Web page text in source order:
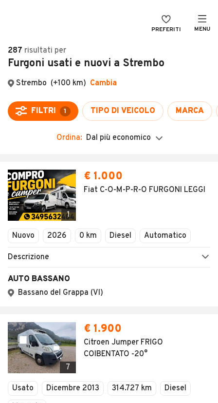
PREFERITI MENU
Auto
Auto usate
Auto Km 0
Auto Nuove
Noleggio a lungo termine
Moto
Camper
Veicoli Commerciali
Concessionari
VENDI
MAGAZINE
ACCEDI
287 risultati per
Furgoni usati e nuovi a Strembo
Strembo (+100 km) Cambia
FILTRI 1 TIPO DI VEICOLO MARCA
Ordina: Dal più economico